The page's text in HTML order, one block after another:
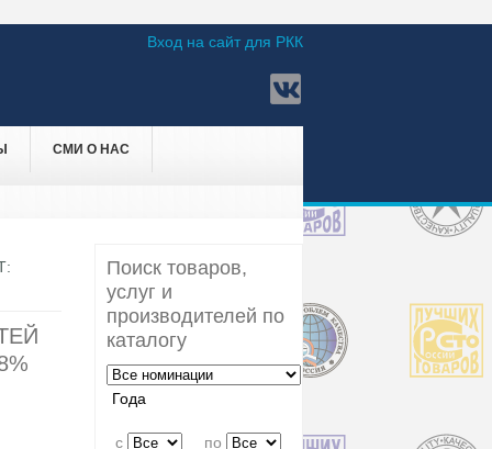
Вход на сайт для РКК
СМИ О НАС
Поиск товаров,
услуг и
производителей по
каталогу
Года
c по